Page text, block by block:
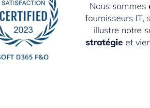
Nous sommes
fournisseurs IT,
illustre notre
stratégie et